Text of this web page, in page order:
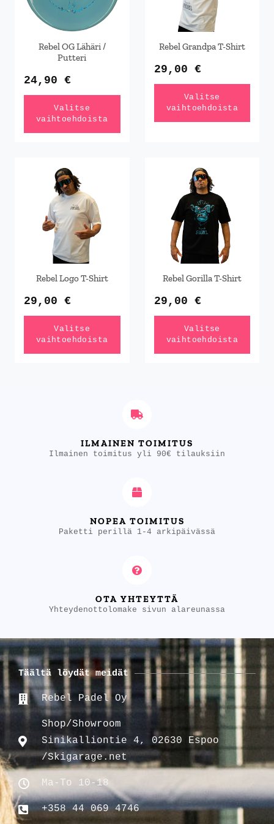
Rebel OG Lähäri /
Putteri
24,90 €
Valitse
vaihtoehdoista
Voit
tehdä
valinnat
Rebel Grandpa T-Shirt
29,00 €
Valitse
vaihtoehdoista
Voit
tehdä
valinnat
sivulla.
Rebel Logo T-Shirt
29,00 €
Valitse
vaihtoehdoista
tuotteella
on
useampi
muunnelma.
Voit
tehdä
valinnat
sivulla.
Rebel Gorilla T-Shirt
29,00 €
Valitse
vaihtoehdoista
Tällä
tuotteella
on
useampi
muunnelma.
Voit
tehdä
valinnat
sivulla.
ILMAINEN TOIMITUS
Ilmainen toimitus yli 90€ tilauksiin
NOPEA TOIMITUS
Paketti perillä 1-4 arkipäivässä
OTA YHTEYTTÄ
Yhteydenottolomake sivun alareunassa
Täältä löydät meidät
Rebel Padel Oy
Shop/Showroom
Sinikalliontie 4, 02630 Espoo
/Skigarage.net
Ma-To 10-18
+358 44 069 4746